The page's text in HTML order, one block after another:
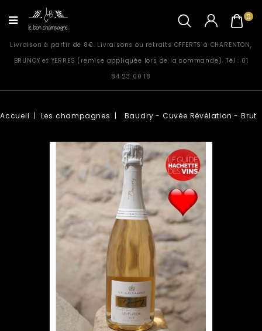
0
Livraison à partir de 8€. Livraisons ou retraits OFFERTS à CHARENTON,
BRUNOY et YERRES (remise appliquée lors de la commande). Tél : 01
84 23 00 18
Accueil Les champagnes Baudry - Cuvée Révélation - Brut